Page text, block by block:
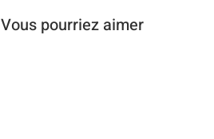
Vous pourriez aimer